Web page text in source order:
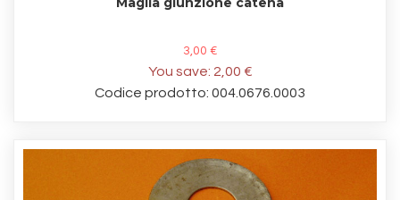
3,00 €
You save: 2,00 €
Codice prodotto: 004.0676.0003